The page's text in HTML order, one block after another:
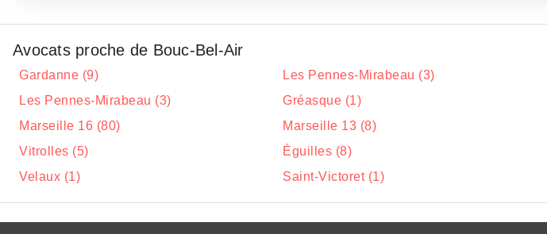
Avocats proche de Bouc-Bel-Air
Gardanne (9) Les Pennes-Mirabeau (3)
Les Pennes-Mirabeau (3)
Gréasque (1)
Marseille 16 (80)
Marseille 13 (8)
Vitrolles (5)
Éguilles (8)
Velaux (1)
Saint-Victoret (1)